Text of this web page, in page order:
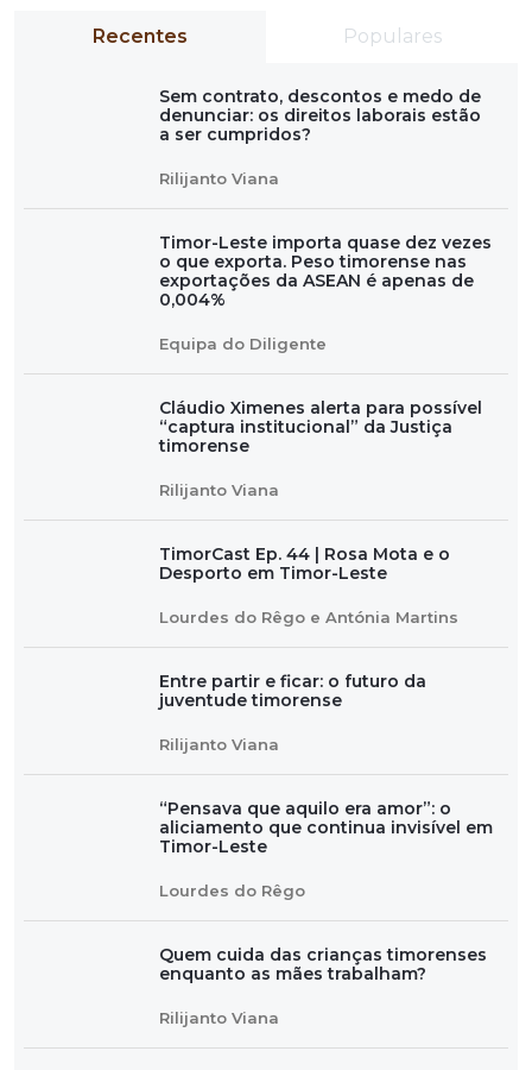
Recentes Populares
Sem contrato, descontos e medo de
denunciar: os direitos laborais estão
a ser cumpridos?
Rilijanto Viana
Timor-Leste importa quase dez vezes
o que exporta. Peso timorense nas
exportações da ASEAN é apenas de
0,004%
Equipa do Diligente
Cláudio Ximenes alerta para possível
“captura institucional” da Justiça
timorense
Rilijanto Viana
TimorCast Ep. 44 | Rosa Mota e o
Desporto em Timor-Leste
Lourdes do Rêgo e Antónia Martins
Entre partir e ficar: o futuro da
juventude timorense
Rilijanto Viana
“Pensava que aquilo era amor”: o
aliciamento que continua invisível em
Timor-Leste
Lourdes do Rêgo
Quem cuida das crianças timorenses
enquanto as mães trabalham?
Rilijanto Viana